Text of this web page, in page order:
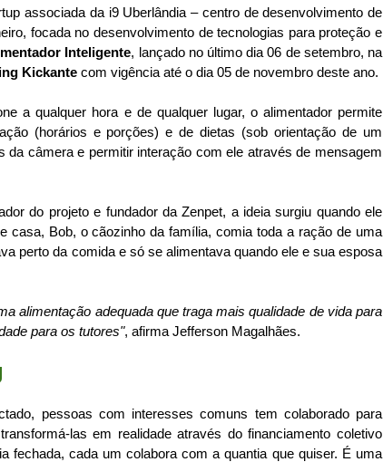
associada da i9 Uberlândia – centro de desenvolvimento de
focada no desenvolvimento de tecnologias para proteção e
Inteligente, lançado no último dia 06 de setembro, na
Kickante com vigência até o dia 05 de novembro deste ano.
a qualquer hora e de qualquer lugar, o alimentador permite
(horários e porções) e de dietas (sob orientação de um
da câmera e permitir interação com ele através de mensagem
do projeto e fundador da Zenpet, a ideia surgiu quando ele
casa, Bob, o cãozinho da família, comia toda a ração de uma
perto da comida e só se alimentava quando ele e sua esposa
alimentação adequada que traga mais qualidade de vida para
para os tutores", afirma Jefferson Magalhães.
pessoas com interesses comuns tem colaborado para
las em realidade através do financiamento coletivo
fechada, cada um colabora com a quantia que quiser. É uma